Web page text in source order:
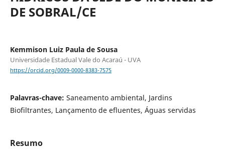
DE SOBRAL/CE
Kemmison Luiz Paula de Sousa
Universidade Estadual Vale do Acaraú - UVA
https://orcid.org/0009-0000-8383-7575
Palavras-chave: Saneamento ambiental, Jardins
Biofiltrantes, Lançamento de efluentes, Águas servidas
Resumo